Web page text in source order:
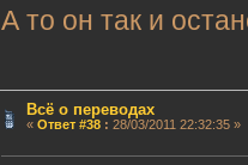
А то он так и
Всё о переводах
« Ответ #38: 28/03/2011 22:32:35 »